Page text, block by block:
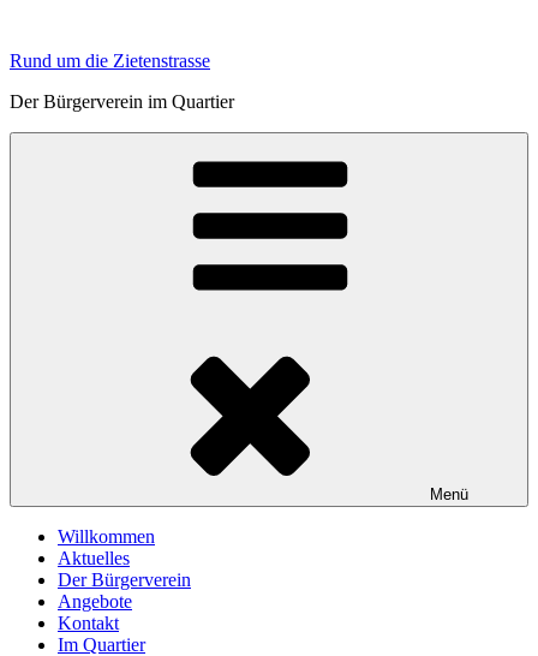
springen
Rund um die Zietenstrasse
Der Bürgerverein im Quartier
Menü
Willkommen
Aktuelles
Der Bürgerverein
Angebote
Kontakt
Im Quartier